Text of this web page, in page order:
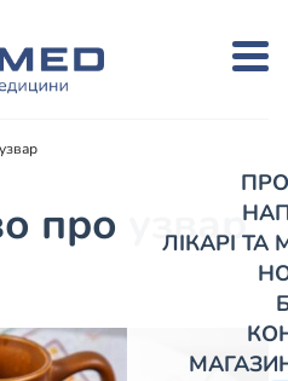
ЛІКАРІ
про узвар